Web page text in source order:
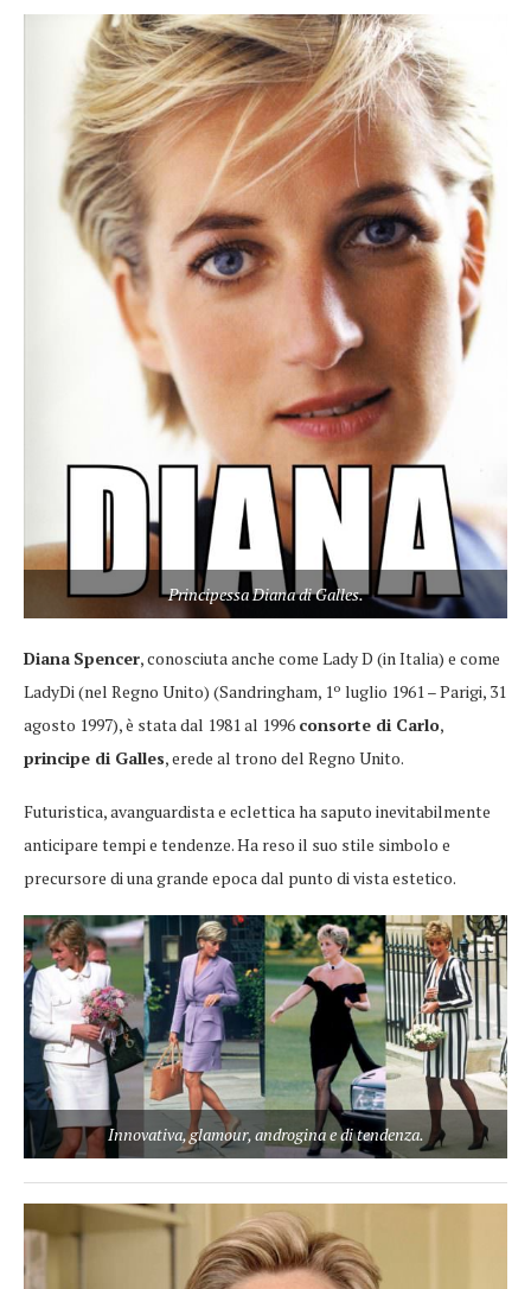
Principessa Diana di Galles.
Diana Spencer, conosciuta anche come Lady D (in Italia) e come
LadyDi (nel Regno Unito) (Sandringham, 1º luglio 1961 – Parigi, 31
agosto 1997), è stata dal 1981 al 1996 consorte di Carlo,
principe di Galles, erede al trono del Regno Unito.
Futuristica, avanguardista e eclettica ha saputo inevitabilmente
anticipare tempi e tendenze. Ha reso il suo stile simbolo e
precursore di una grande epoca dal punto di vista estetico.
Innovativa, glamour, androgina e di tendenza.